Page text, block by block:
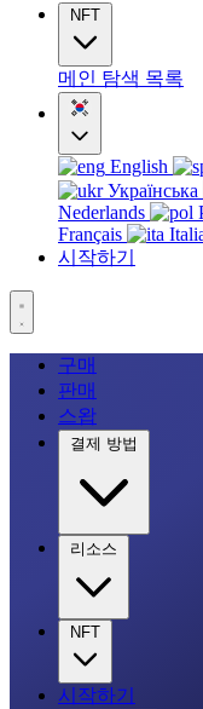
NFT
메인 탐색 목록
English
Українська
Nederlands
Français
시작하기
구매
판매
스왑
결제 방법
리소스
NFT
시작하기